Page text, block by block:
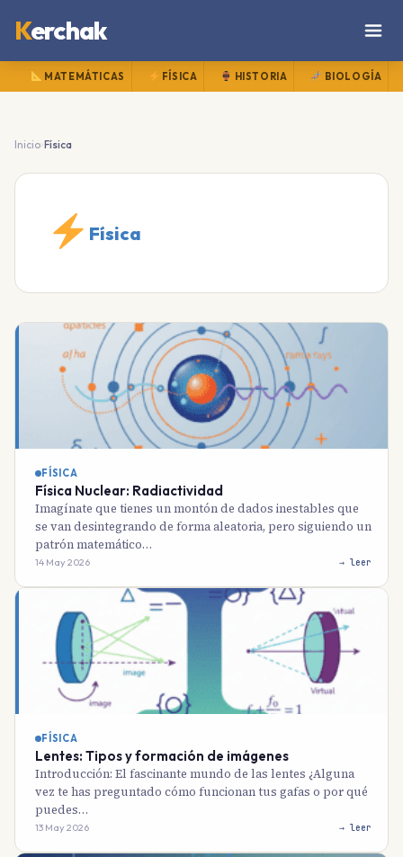
Kerchak
MATEMÁTICAS FÍSICA HISTORIA BIOLOGÍA
Inicio›Física
Física
FÍSICA
Física Nuclear: Radiactividad
Imagínate que tienes un montón de dados inestables que
se van desintegrando de forma aleatoria, pero siguiendo un
patrón matemático…
14 May 2026 → leer
FÍSICA
Lentes: Tipos y formación de imágenes
Introducción: El fascinante mundo de las lentes ¿Alguna
vez te has preguntado cómo funcionan tus gafas o por qué
puedes…
13 May 2026 → leer